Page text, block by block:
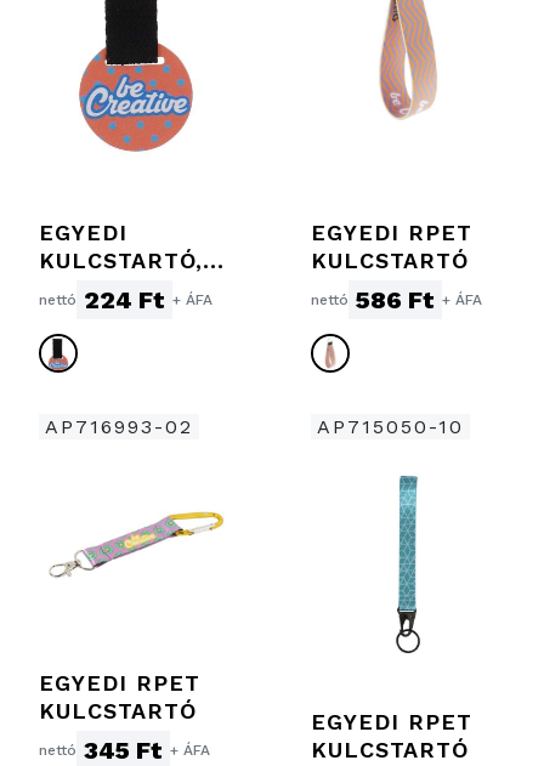
EGYEDI
KULCSTARTÓ,
KÖR
nettó 224 Ft + ÁFA
EGYEDI RPET
KULCSTARTÓ
nettó 586 Ft + ÁFA
AP716993-02
EGYEDI RPET
KULCSTARTÓ
nettó 345 Ft + ÁFA
AP715050-10
EGYEDI RPET
KULCSTARTÓ